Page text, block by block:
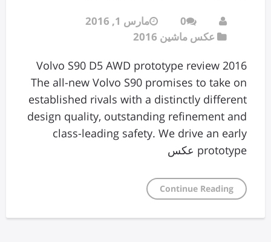
0
مارس 1, 2016
عکس ماشین 2016
2016 Volvo S90 D5 AWD prototype review
The all-new Volvo S90 promises to take on
established rivals with a distinctly different
design quality, outstanding refinement and
class-leading safety. We drive an early
prototype عکس
Continue Reading